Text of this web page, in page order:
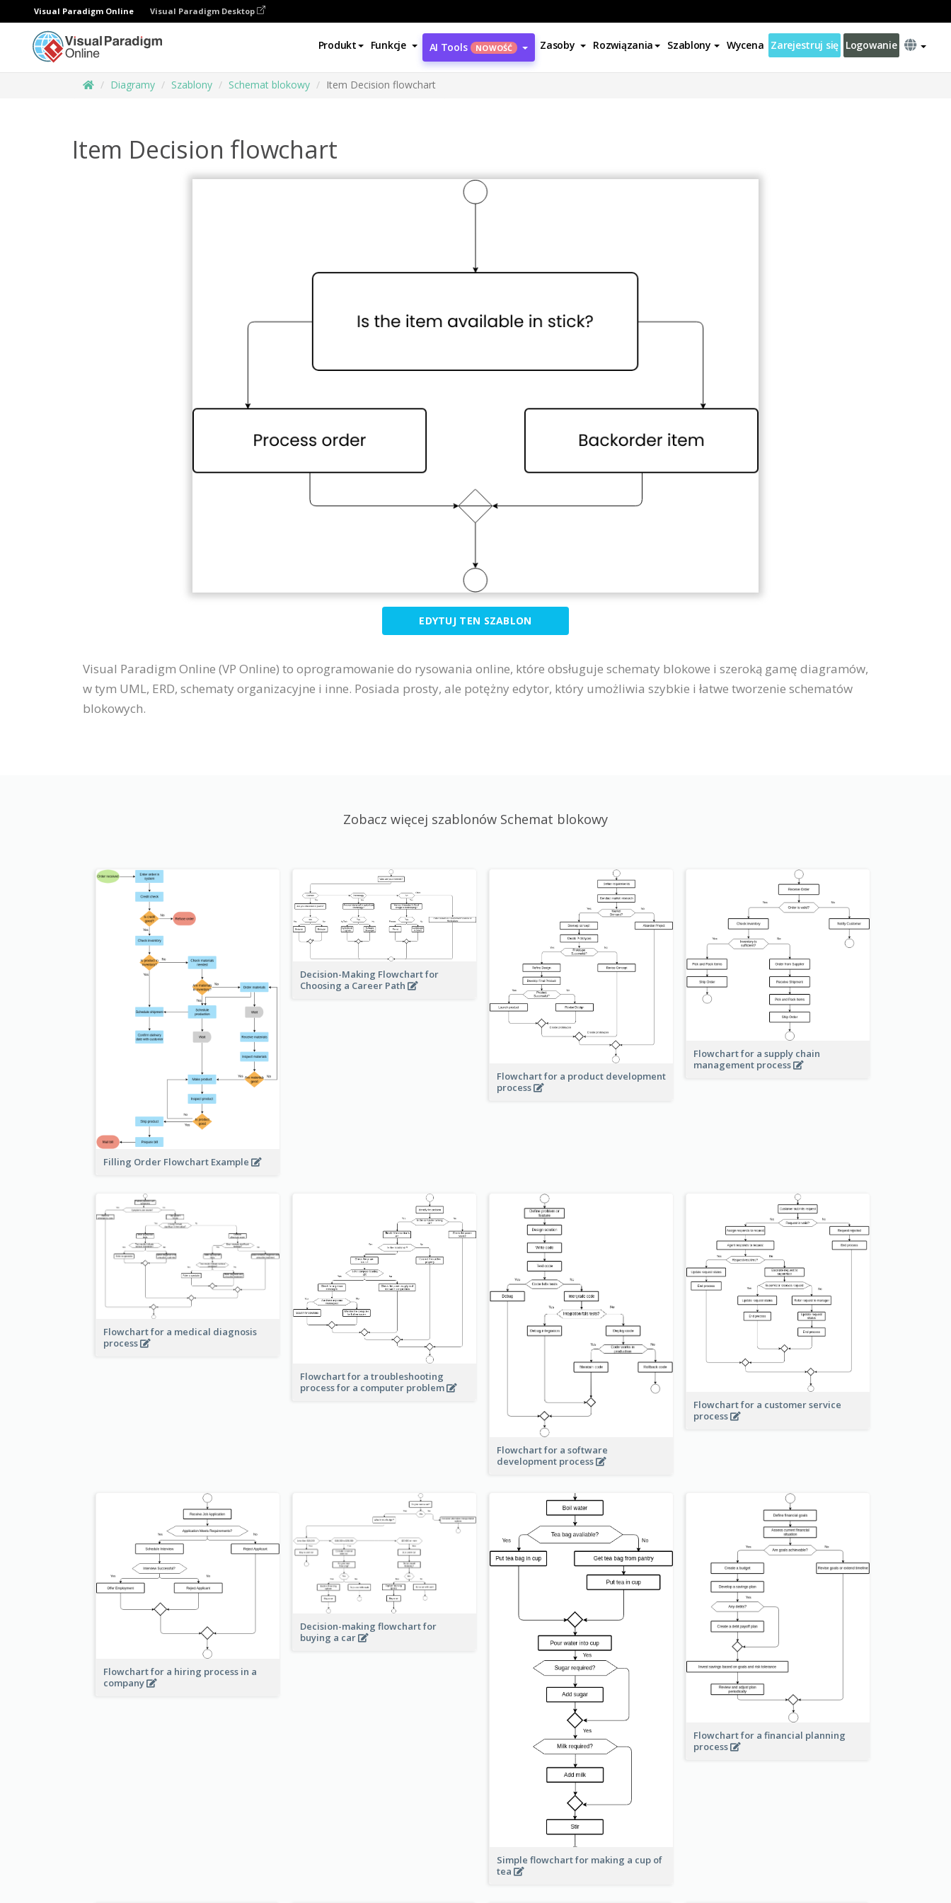
Visual Paradigm Online Visual Paradigm Desktop
Produkt Funkcje AI Tools NOWOŚĆ Zasoby Rozwiązania Szablony Wycena Zarejestruj się Logowanie
Diagramy Szablony Schemat blokowy Item Decision flowchart
Item Decision flowchart
EDYTUJ TEN SZABLON
Visual Paradigm Online (VP Online) to oprogramowanie do rysowania online, które obsługuje schematy blokowe i szeroką gamę diagramów,
w tym UML, ERD, schematy organizacyjne i inne. Posiada prosty, ale potężny edytor, który umożliwia szybkie i łatwe tworzenie schematów
blokowych.
Zobacz więcej szablonów Schemat blokowy
Filling Order Flowchart Example
Decision-Making Flowchart for
Choosing a Career Path
Flowchart for a product development
process
Flowchart for a supply chain
management process
Flowchart for a medical diagnosis
process
Flowchart for a troubleshooting
process for a computer problem
Flowchart for a software
development process
Flowchart for a customer service
process
Flowchart for a hiring process in a
company
Decision-making flowchart for
buying a car
Simple flowchart for making a cup of
tea
Flowchart for a financial planning
process